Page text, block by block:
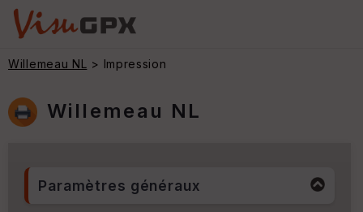
Willemeau NL > Impression
Willemeau NL
Paramètres généraux